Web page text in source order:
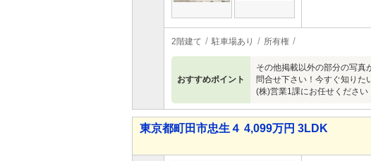
2階建て 駐車場あり 所有権
おすすめポイント
その他掲載以外の部分の写真
問合せ下さい！今すぐ知りた
(株)営業1課にお任せください
東京都町田市忠生４ 4,099万円 3LDK